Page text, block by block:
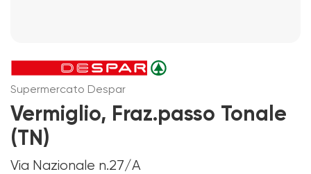
Supermercato Despar
Vermiglio, Fraz.passo Tonale
(TN)
Via Nazionale n.27/A